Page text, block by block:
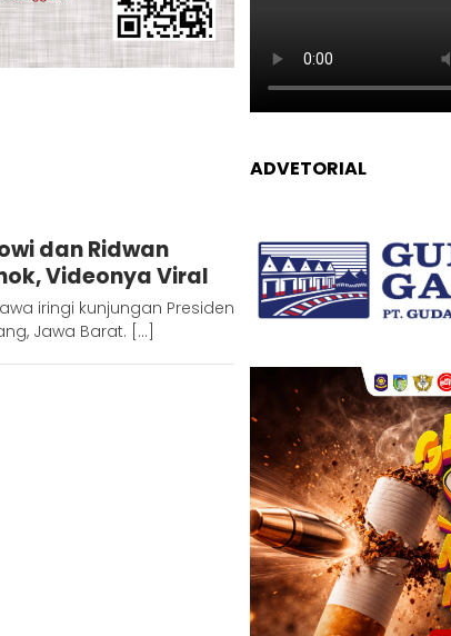
dan Ridwan
Videonya Viral
iringi kunjungan Presiden
Jawa Barat. […]
ADVETORIAL